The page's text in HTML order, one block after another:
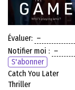
Évaluer:
Notifier moi :
S'abonner
Catch You Later
Thriller